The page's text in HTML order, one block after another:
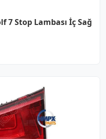
7 Stop Lambası İç Sağ